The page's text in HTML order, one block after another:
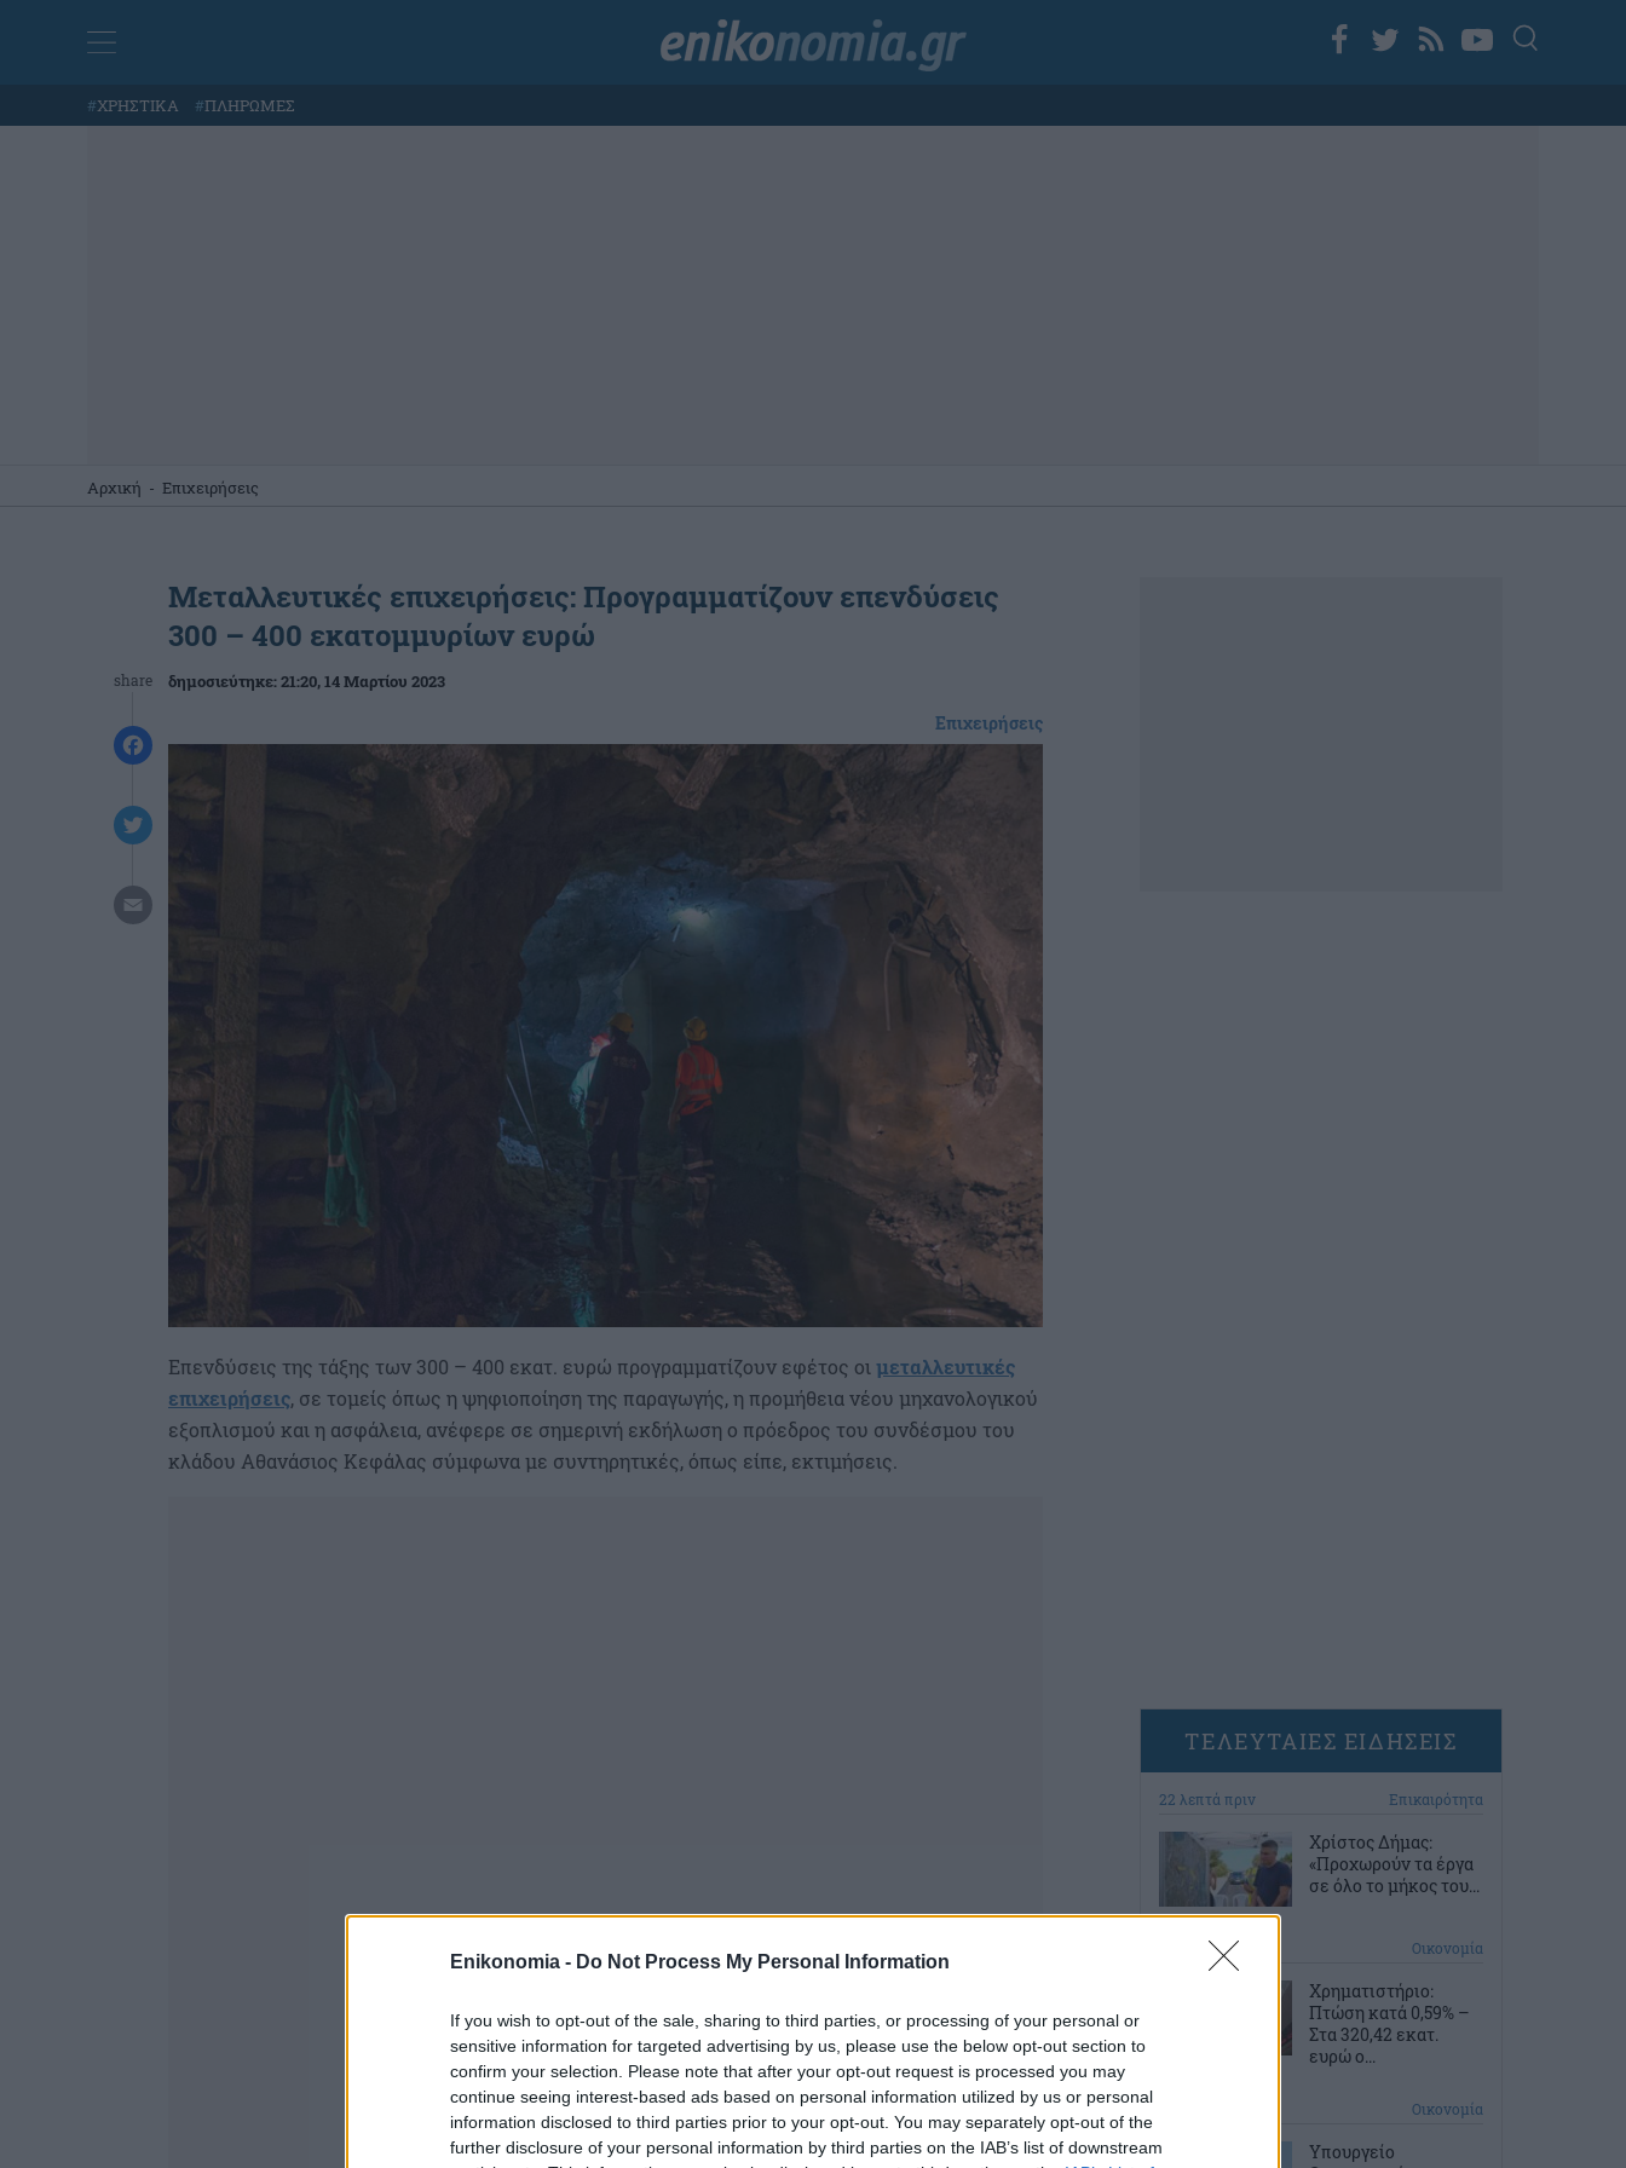
Enikonomia - Do Not Process My Personal Information
If you wish to opt-out of the sale, sharing to third parties, or processing of your personal or
sensitive information for targeted advertising by us, please use the below opt-out section to
confirm your selection. Please note that after your opt-out request is processed you may
continue seeing interest-based ads based on personal information utilized by us or personal
information disclosed to third parties prior to your opt-out. You may separately opt-out of the
further disclosure of your personal information by third parties on the IAB’s list of downstream
#ΧΡΗΣΤΙΚΑ #ΠΛΗΡΩΜΕΣ
Αρχική - Επιχειρήσεις
share
Μεταλλευτικές επιχειρήσεις: Προγραμματίζουν επενδύσεις
300 – 400 εκατομμυρίων ευρώ
δημοσιεύτηκε:21:20, 14 Μαρτίου 2023
Επιχειρήσεις
Επενδύσεις της τάξης των 300 – 400 εκατ. ευρώ προγραμματίζουν εφέτος οι μεταλλευτικές
επιχειρήσεις, σε τομείς όπως η ψηφιοποίηση της παραγωγής, η προμήθεια νέου μηχανολογικού
εξοπλισμού και η ασφάλεια, ανέφερε σε σημερινή εκδήλωση ο πρόεδρος του συνδέσμου του
κλάδου Αθανάσιος Κεφάλας σύμφωνα με συντηρητικές, όπως είπε, εκτιμήσεις.
ΤΕΛΕΥΤΑΙΕΣ ΕΙΔΗΣΕΙΣ
22 λεπτά πριν Επικαιρότητα
Χρίστος Δήμας:
«Προχωρούν τα έργα
σε όλο το μήκος του...
1 ώρα πριν Οικονομία
Χρηματιστήριο:
Πτώση κατά 0,59% –
Στα 320,42 εκατ.
ευρώ ο...
Οικονομία
Υπουργείο